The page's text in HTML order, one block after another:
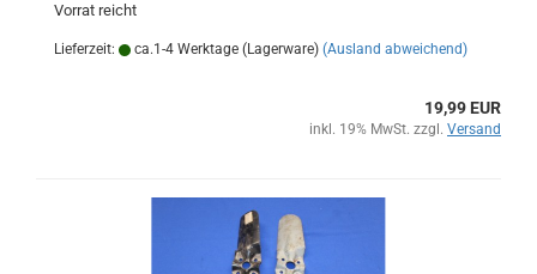
Vorrat reicht
Lieferzeit: ca.1-4 Werktage (Lagerware) (Ausland abweichend)
19,99 EUR
inkl. 19% MwSt. zzgl. Versand